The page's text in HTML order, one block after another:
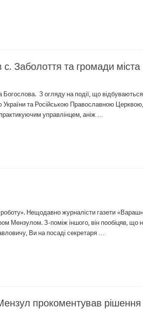
Заболоття та громади міста
З огляду на події, що
та Російською Православною
управлінцем, аніж …
Нещодавно журналісти газети
Мензулом. З-поміж іншого, він пообіцяв, що
Ви на посаді секретаря …
прокоментував рішення